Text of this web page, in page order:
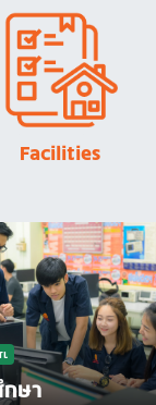
Facilities
ษา